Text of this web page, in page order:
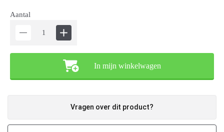
Aantal
In mijn winkelwagen
Vragen over dit product?